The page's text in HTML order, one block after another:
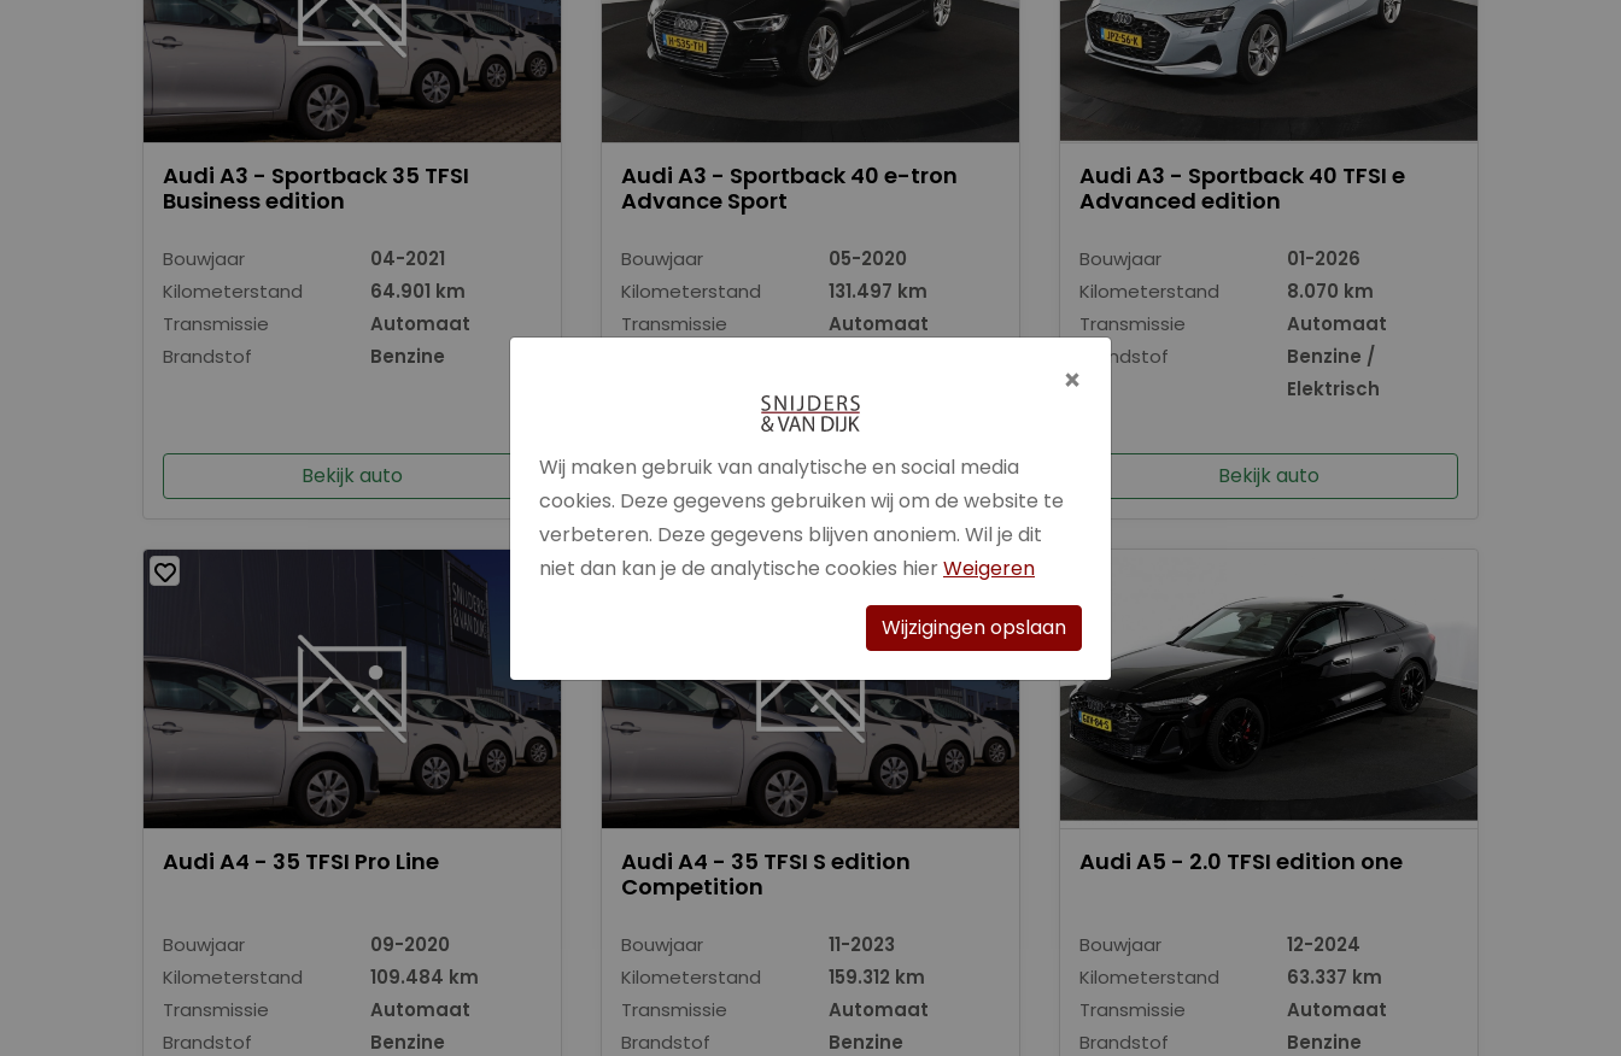
Audi A3 - Sportback 35 TFSI
Business edition
Bouwjaar
04-2021
Kilometerstand
64.901 km
Transmissie
Automaat
Brandstof
Benzine
Bekijk auto
Audi A3 - Sportback 40 e-tron
Advance Sport
Bouwjaar
05-2020
Kilometerstand
131.497 km
Transmissie
Automaat
Elektrisch
Bekijk auto
Audi A3 - Sportback 40 TFSI e
Advanced edition
Bouwjaar
01-2026
Kilometerstand
8.070 km
Transmissie
Automaat
Brandstof
Benzine /
Elektrisch
Bekijk auto
Audi A4 - 35 TFSI Pro Line
Bouwjaar
09-2020
Kilometerstand
109.484 km
Transmissie
Automaat
Brandstof
Benzine
Audi A4 - 35 TFSI S edition
Competition
Bouwjaar
11-2023
Kilometerstand
159.312 km
Transmissie
Automaat
Brandstof
Benzine
Audi A5 - 2.0 TFSI edition one
Bouwjaar
12-2024
Kilometerstand
63.337 km
Transmissie
Automaat
Brandstof
Benzine
×
Wij maken gebruik van analytische en social media
cookies. Deze gegevens gebruiken wij om de website te
verbeteren. Deze gegevens blijven anoniem. Wil je dit
niet dan kan je de analytische cookies hierWeigeren
Wijzigingen opslaan